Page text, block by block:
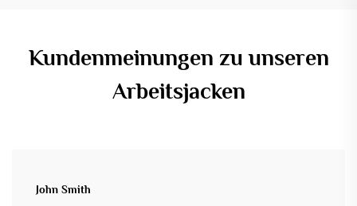
Kundenmeinungen zu unseren
Arbeitsjacken
John Smith